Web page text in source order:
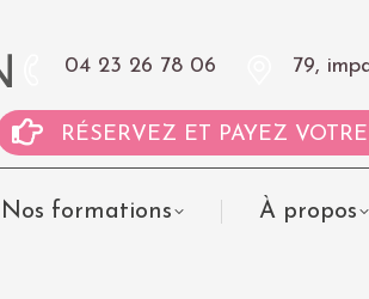
04 23 26 78 06 79,
RÉSERVEZ ET PAYEZ
Nos formations À propos